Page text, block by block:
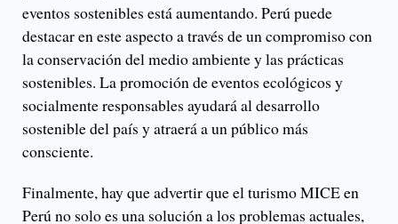
eventos sostenibles está aumentando. Perú puede
destacar en este aspecto a través de un compromiso con
la conservación del medio ambiente y las prácticas
sostenibles. La promoción de eventos ecológicos y
socialmente responsables ayudará al desarrollo
sostenible del país y atraerá a un público más
consciente.
Finalmente, hay que advertir que el turismo MICE en
Perú no solo es una solución a los problemas actuales,